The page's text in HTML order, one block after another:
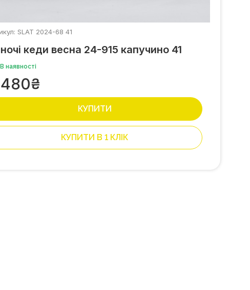
SLAT 2024-68 41
кеди весна 24-915 капучино 41
В наявності
₴
КУПИТИ
КУПИТИ В 1 КЛІК